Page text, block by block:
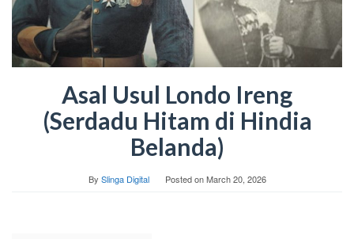
Asal Usul Londo Ireng
(Serdadu Hitam di Hindia
Belanda)
By Slinga Digital Posted onMarch 20, 2026